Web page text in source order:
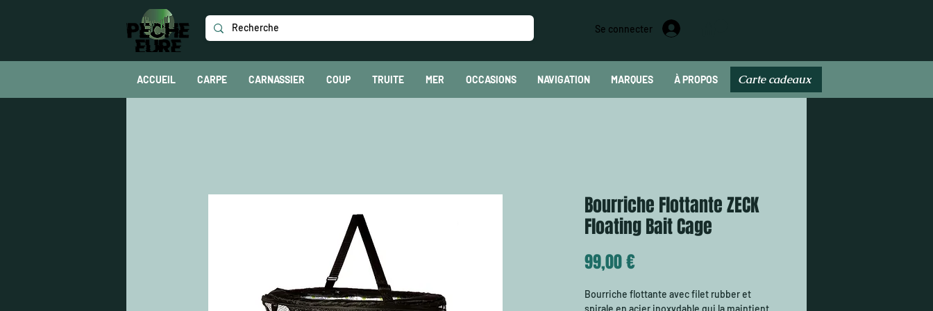
Se connecter
ACCUEIL CARPE CARNASSIER COUP TRUITE MER OCCASIONS NAVIGATION MARQUES À PROPOS Carte cadeau
Carte cadeaux
Bourriche Flottante ZECK
Floating Bait Cage
99,00 €Prix
Bourriche flottante avec filet rubber et